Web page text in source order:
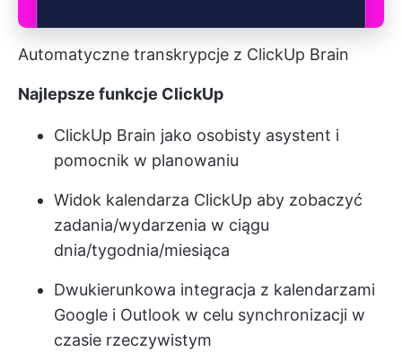
Automatyczne transkrypcje z ClickUp Brain
Najlepsze funkcje ClickUp
ClickUp Brain jako osobisty asystent i
pomocnik w planowaniu
Widok kalendarza ClickUp aby zobaczyć
zadania/wydarzenia w ciągu
dnia/tygodnia/miesiąca
Dwukierunkowa integracja z kalendarzami
Google i Outlook w celu synchronizacji w
czasie rzeczywistym